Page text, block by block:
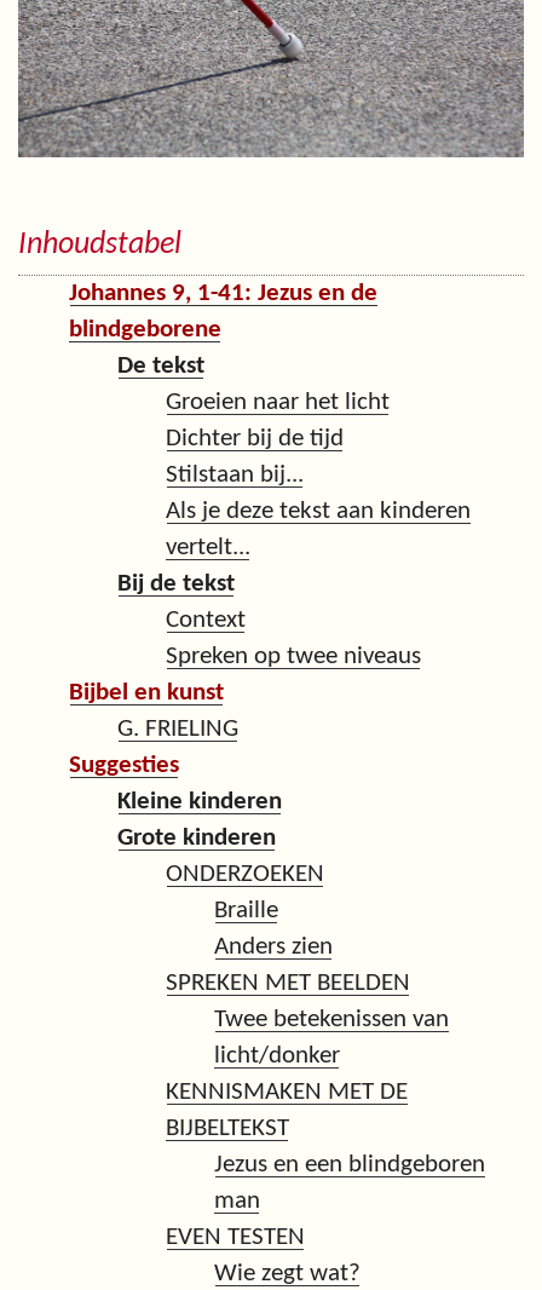
Inhoudstabel
Johannes 9, 1-41: Jezus en de
blindgeborene
De tekst
Groeien naar het licht
Dichter bij de tijd
Stilstaan bij...
Als je deze tekst aan kinderen
vertelt...
Bij de tekst
Context
Spreken op twee niveaus
Bijbel en kunst
G. FRIELING
Suggesties
Kleine kinderen
Grote kinderen
ONDERZOEKEN
Braille
Anders zien
SPREKEN MET BEELDEN
Twee betekenissen van
licht/donker
KENNISMAKEN MET DE
BIJBELTEKST
Jezus en een blindgeboren
man
EVEN TESTEN
Wie zegt wat?